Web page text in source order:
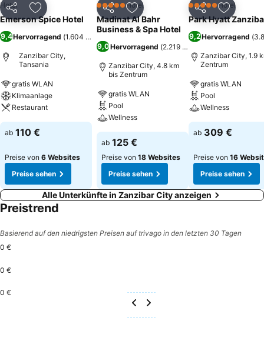
Teilen Zu Favoriten hinzufügen
Hotel
Emerson Spice Hotel
9,4Hervorragend (1.604 Bewertungen
Zanzibar City,
Tansania
gratis WLAN
Klimaanlage
Restaurant
ab 110 €
Preise von 6 Websites
Preise sehen
Teilen Zu Favoriten hinzufügen
5 Sterne Hotel
Madinat Al Bahr
Business & Spa Hotel
9,0Hervorragend (2.219 Bewertungen
Zanzibar City, 4.8 km
bis Zentrum
gratis WLAN
Pool
Wellness
ab 125 €
Preise von 18 Websites
Preise sehen
Teilen Zu
5 Sterne Hotel
Park Hyatt
9,2Hervorragend (
Zanzibar City, 1.9
Zentrum
gratis WLAN
Pool
Wellness
ab 309 €
Preise von 16
Preise sehen
Alle Unterkünfte in Zanzibar City anzeigen
Preistrend
Basierend auf den niedrigsten Preisen auf trivago in den letzten 30 Tagen
0 €
0 €
0 €